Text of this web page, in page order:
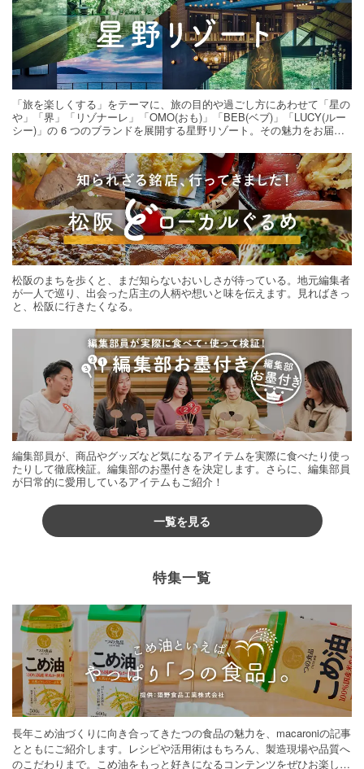
「旅を楽しくする」をテーマに、旅の目的や過ごし方にあわせて「星の
や」「界」「リゾナーレ」「OMO(おも)」「BEB(ベブ)」「LUCY(ルー
シー)」の 6 つのブランドを展開する星野リゾート。その魅力をお届け
松阪のまちを歩くと、まだ知らないおいしさが待っている。地元編集者
が一人で巡り、出会った店主の人柄や想いと味を伝えます。見ればきっ
と、松阪に行きたくなる。
編集部員が、商品やグッズなど気になるアイテムを実際に食べたり使っ
たりして徹底検証。編集部のお墨付きを決定します。さらに、編集部員
が日常的に愛用しているアイテムもご紹介！
一覧を見る
特集一覧
長年こめ油づくりに向き合ってきたつの食品の魅力を、macaroniの記事
とともにご紹介します。レシピや活用術はもちろん、製造現場や品質へ
のこだわりまで。こめ油をもっと好きになるコンテンツをぜひお楽しみ